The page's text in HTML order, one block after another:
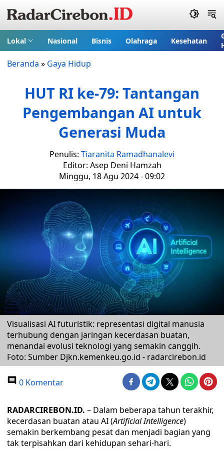
Lokal Nasional Bisnis Olahraga Kesehatan
Beranda » Gaya Hidup
HUT RI ke-79: Tantangan
Pengembangan AI untuk
Generasi Muda
Penulis: Tiaranita Ramadhanalevi
Editor: Asep Deni Hamzah
Minggu, 18 Agu 2024 - 09:02
Visualisasi AI futuristik: representasi digital manusia
terhubung dengan jaringan kecerdasan buatan,
menandai evolusi teknologi yang semakin canggih.
Foto: Sumber Djkn.kemenkeu.go.id - radarcirebon.id
0 Komentar
RADARCIREBON.ID. – Dalam beberapa tahun terakhir,
kecerdasan buatan atau AI (Artificial Intelligence)
semakin berkembang pesat dan menjadi bagian yang
tak terpisahkan dari kehidupan sehari-hari.